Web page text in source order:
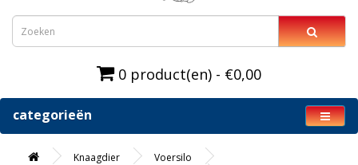
0 product(en) - €0,00
categorieën
Knaagdier
Voersilo